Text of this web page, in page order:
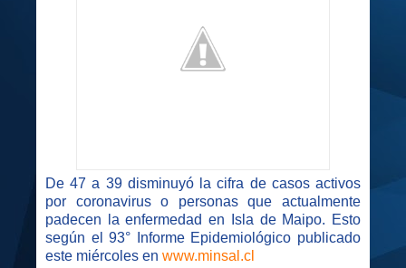
De 47 a 39 disminuyó la cifra de casos activos
por coronavirus o personas que actualmente
padecen la enfermedad en Isla de Maipo. Esto
según el 93° Informe Epidemiológico publicado
este miércoles en www.minsal.cl